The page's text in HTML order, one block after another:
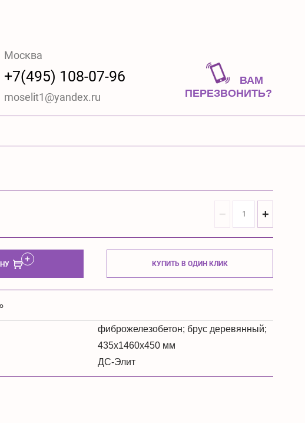
Москва
+7(495) 108-07-96
moselit1@yandex.ru
ВАМ
ПЕРЕЗВОНИТЬ?
− +
КУПИТЬ В ОДИН КЛИК
фиброжелезобетон; брус деревянный;
435х1460х450 мм
ДС-Элит